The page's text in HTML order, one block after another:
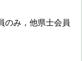
み，他県士会員